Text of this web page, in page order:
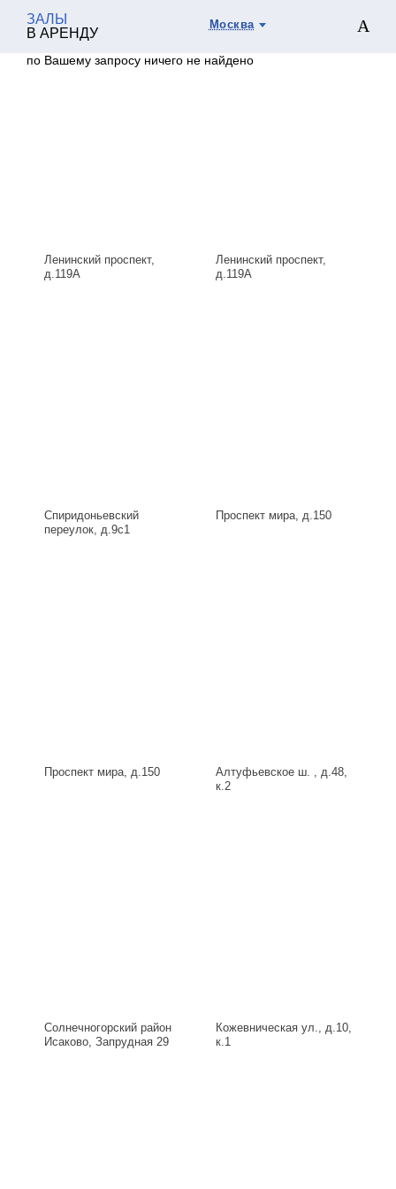
ЗАЛЫ
В АРЕНДУ
Москва
по Вашему запросу ничего не найдено
Ленинский проспект,
д.119А
Ленинский проспект,
д.119А
Спиридоньевский
переулок, д.9с1
Проспект мира, д.150
Проспект мира, д.150
Алтуфьевское ш. , д.48,
к.2
Солнечногорский район
Исаково, Запрудная 29
Кожевническая ул., д.10,
к.1